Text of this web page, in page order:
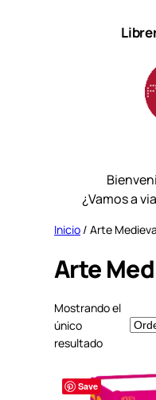
¿Vamos a
Inicio / Arte Medieva
Arte
Mostrando el
único
resultado
Save